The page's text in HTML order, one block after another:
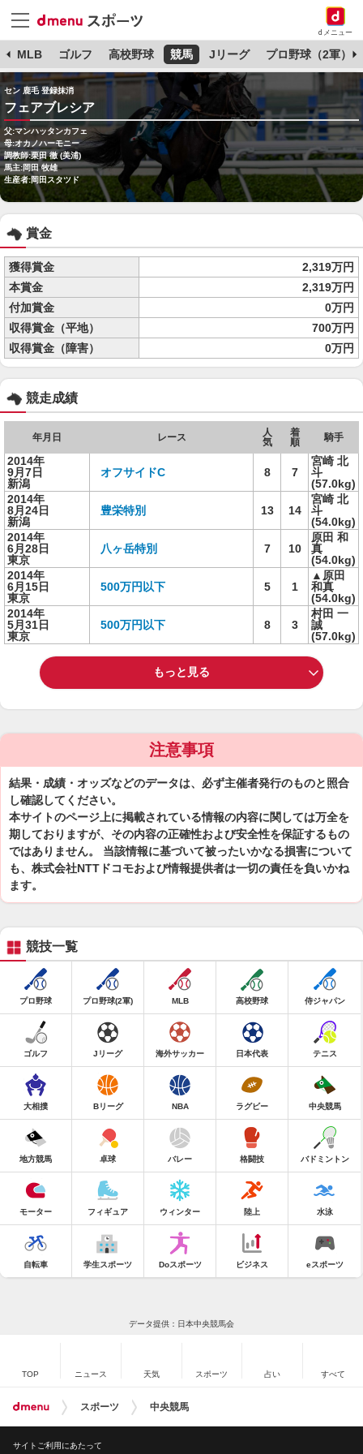
dメニュー
MLB ゴルフ 高校野球 競馬 Jリーグ プロ野球（2軍）
セン 鹿毛 登録抹消
フェアブレシア
父:マンハッタンカフェ
母:オカノハーモニー
調教師:栗田 徹 (美浦)
馬主:岡田 牧雄
生産者:岡田スタツド
賞金
獲得賞金
2,319万円
本賞金
2,319万円
付加賞金
0万円
収得賞金（平地）
700万円
収得賞金（障害）
0万円
競走成績
年月日 レース
人
気
着
順
騎手
2014年
9月7日
新潟
オフサイドC 8 7
宮崎 北
斗
(57.0kg)
2014年
8月24日
新潟
豊栄特別 13 14
宮崎 北
斗
(54.0kg)
2014年
6月28日
東京
八ヶ岳特別 7 10
原田 和
真
(54.0kg)
2014年
6月15日
東京
500万円以下 5 1
▲原田
和真
(54.0kg)
2014年
5月31日
東京
500万円以下 8 3
村田 一
誠
(57.0kg)
もっと見る
注意事項
結果・成績・オッズなどのデータは、必ず主催者発行のものと照合
し確認してください。
本サイトのページ上に掲載されている情報の内容に関しては万全を
期しておりますが、その内容の正確性および安全性を保証するもの
ではありません。 当該情報に基づいて被ったいかなる損害について
も、株式会社NTTドコモおよび情報提供者は一切の責任を負いかね
ます。
競技一覧
プロ野球 プロ野球(2軍) MLB 高校野球 侍ジャパン
ゴルフ Jリーグ 海外サッカー 日本代表 テニス
大相撲 Bリーグ NBA ラグビー 中央競馬
地方競馬 卓球 バレー 格闘技 バドミントン
モーター フィギュア ウィンター 陸上 水泳
自転車 学生スポーツ Doスポーツ ビジネス eスポーツ
データ提供：日本中央競馬会
TOP ニュース 天気 スポーツ 占い すべて
スポーツ 中央競馬
サイトご利用にあたって